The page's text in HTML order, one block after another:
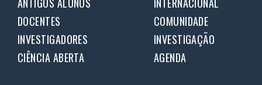
DOCENTES
COMUNIDADE
INVESTIGADORES
INVESTIGAÇÃO
CIÊNCIA ABERTA
AGENDA